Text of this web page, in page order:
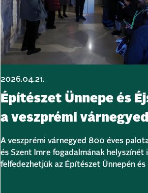
2026.04.21.
Építészet Ünnepe és
a veszprémi
A veszprémi várnegyed 800 éves
és Szent Imre fogadalmának helyszínét
felfedezhetjük az Építészet Ünnepén és